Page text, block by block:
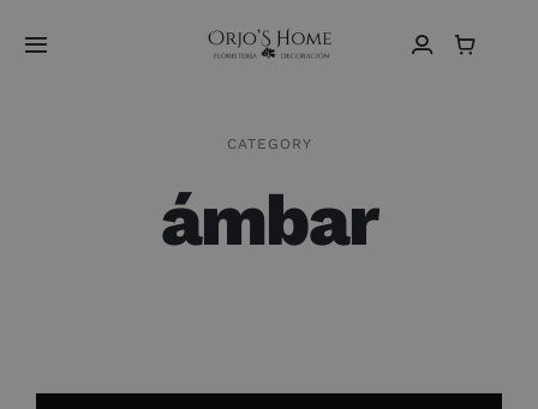
Toggle
Sobre Nosotros
CATEGORY
ámbar